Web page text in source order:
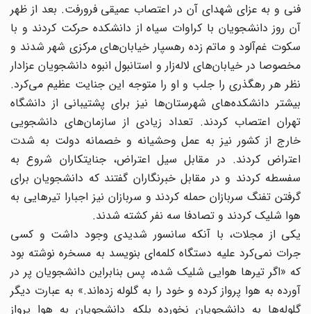
فنی و به عزای شهدای آن در اعتصاب عمیقی فرورفت. بعد از ظهر
آن روز دانشجویان با کراوات سیاه از دانشکده حرکت کردند و با
سکوت غم‌آلود و ماتم زده رهسپار خیابان‌های مرکزی شهر شدند و
مخصوصا در خیابان‌های لاله‌زار و استانبول انبوه دانشجویان عزادار
نظر هر رهگذری را جلب و او را متوجه این جنایت عظیم می‌کرد.
بیشتر دانشکده‌‏های شهرستان‌ها نیز برای پشتیبانی از دانشگاه
تهران اعتصاب کردند. تعداد زیادی از سازمان‌های دانشجویی
خارج از کشور نیز به عمل وحشیانه و خصمانه دولت به شدت
اعتراض کردند. در مقابل سیل اعتراض، جنایتکاران شروع به
سفسطه کردند و در مقابل خبرنگاران گفتند که دانشجویان برای
گرفتن تفنگ سربازان حمله کردند و سربازان نیز اجبارا تیرهایی به
هوا شلیک کردند و تصادفا سه نفر کشته شدند.
یکی از مجلات، با آنکه سانسور شدیدی وجود داشت و کسی
جرات نمی‌کرد علیه دستگاه کلمه‌ای بنویسد به مسخره نوشته بود
که «اگر تیر‌ها هوایی شلیک شده، پس بنابراین دانشجویان پر در
آورده به هوا پرواز کرده و خود را به گلوله زده‌اند.» به عبارت دیگر
گلوله‌ها به دانشجویان نخورده بلکه دانشجویان به هوا پرواز